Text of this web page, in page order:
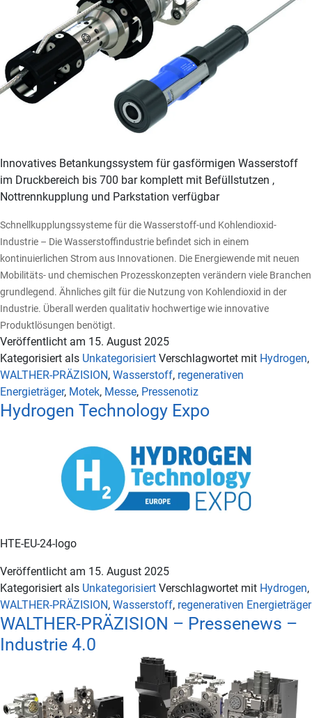
Innovatives Betankungssystem für gasförmigen Wasserstoff
im Druckbereich bis 700 bar komplett mit Befüllstutzen ,
Nottrennkupplung und Parkstation verfügbar
Schnellkupplungssysteme für die Wasserstoff-und Kohlendioxid-
Industrie – Die Wasserstoffindustrie befindet sich in einem
kontinuierlichen Strom aus Innovationen. Die Energiewende mit neuen
Mobilitäts- und chemischen Prozesskonzepten verändern viele Branchen
grundlegend. Ähnliches gilt für die Nutzung von Kohlendioxid in der
Industrie. Überall werden qualitativ hochwertige wie innovative
Produktlösungen benötigt.
Veröffentlicht am 15. August 2025
Kategorisiert als Unkategorisiert Verschlagwortet mit Hydrogen,
WALTHER-PRÄZISION, Wasserstoff, regenerativen
Energieträger, Motek, Messe, Pressenotiz
Hydrogen Technology Expo
HTE-EU-24-logo
Veröffentlicht am 15. August 2025
Kategorisiert als Unkategorisiert Verschlagwortet mit Hydrogen,
WALTHER-PRÄZISION, Wasserstoff, regenerativen Energieträger
WALTHER-PRÄZISION – Pressenews –
Industrie 4.0